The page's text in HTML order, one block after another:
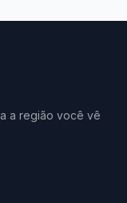
a região você vê